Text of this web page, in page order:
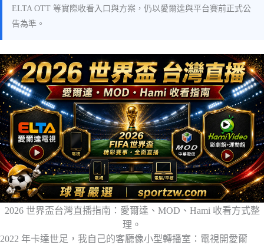
ELTA OTT 等實際收看入口與方案，仍以愛爾達與平台賽前正式公
告為準。
2026 世界盃台灣直播指南：愛爾達、MOD、Hami 收看方式整
理。
2022 年卡達世足，我自己的客廳像小型轉播室：電視開愛爾